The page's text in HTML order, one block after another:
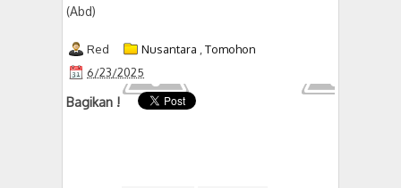
(Abd)
Red Nusantara
Tomohon
6/23/2025
Bagikan !